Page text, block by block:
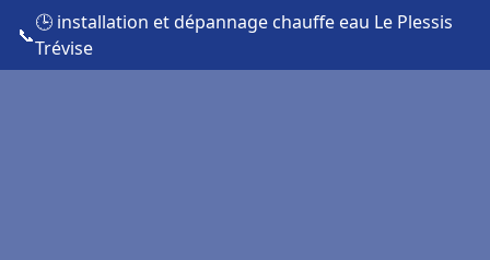
📞
🕒 installation et dépannage chauffe eau Le Plessis
Trévise